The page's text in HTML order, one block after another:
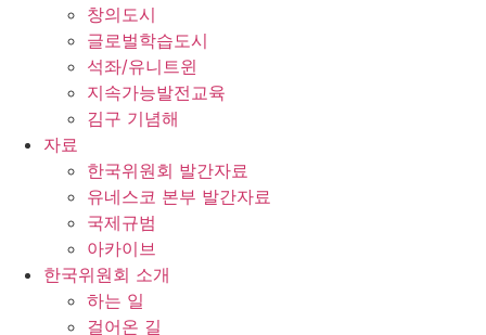
창의도시
글로벌학습도시
석좌/유니트윈
지속가능발전교육
김구 기념해
자료
한국위원회 발간자료
유네스코 본부 발간자료
국제규범
아카이브
한국위원회 소개
하는 일
걸어온 길